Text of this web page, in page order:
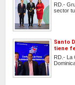
RD.-
sector
Santo
tiene
RD.- La